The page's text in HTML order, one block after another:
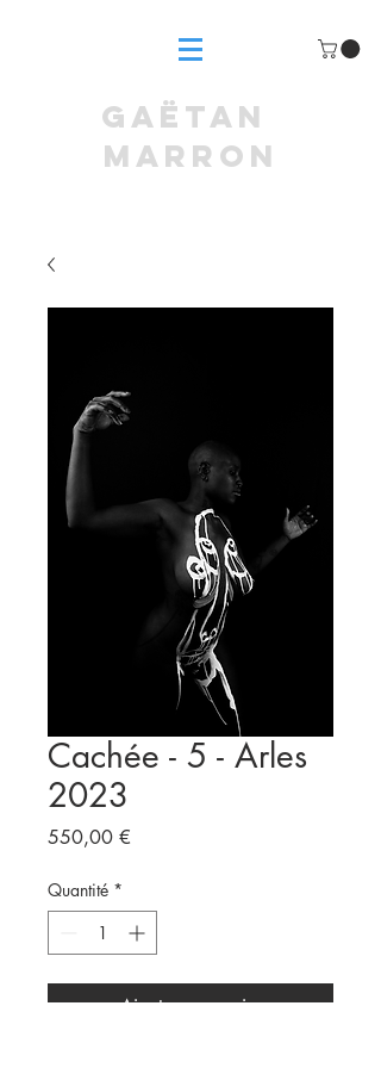
GAËTAN
MARRON
Cachée - 5 - Arles
2023
550,00 €
Quantité *
Ajouter au panier